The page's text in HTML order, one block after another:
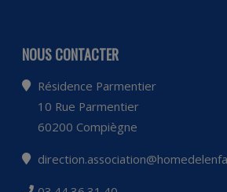
NOUS CONTACTER
Résidence Parmentier
10 Rue Parmentier
60200 Compiègne